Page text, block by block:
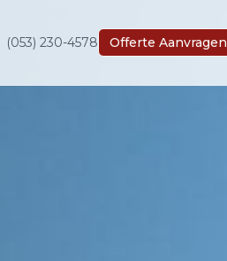
(053) 230-4578 Offerte Aanvragen